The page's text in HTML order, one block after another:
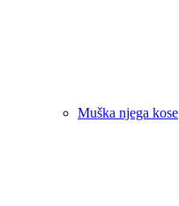
Muška njega kose